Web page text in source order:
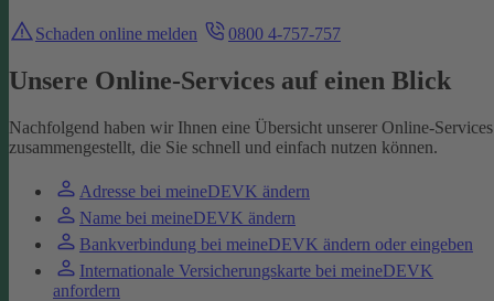
Schaden online melden 0800 4-757-757
Unsere Online-Services auf einen Blick
Nachfolgend haben wir Ihnen eine Übersicht unserer Online-Services
zusammengestellt, die Sie schnell und einfach nutzen können.
Adresse bei meineDEVK ändern
Name bei meineDEVK ändern
Bankverbindung bei meineDEVK ändern oder eingeben
Internationale Versicherungskarte bei meineDEVK
anfordern